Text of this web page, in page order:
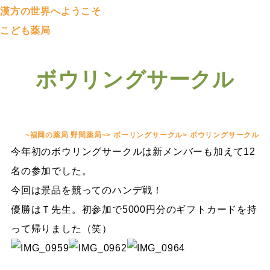
漢方の世界へようこそ
こども薬局
ボウリングサークル
~福岡の薬局 野間薬局~>ボーリングサークル> ボウリングサークル
今年初のボウリングサークルは新メンバーも加えて12
名の参加でした。
今回は景品を競ってのハンデ戦！
優勝はＴ先生。初参加で5000円分のギフトカードを持
って帰りました（笑）